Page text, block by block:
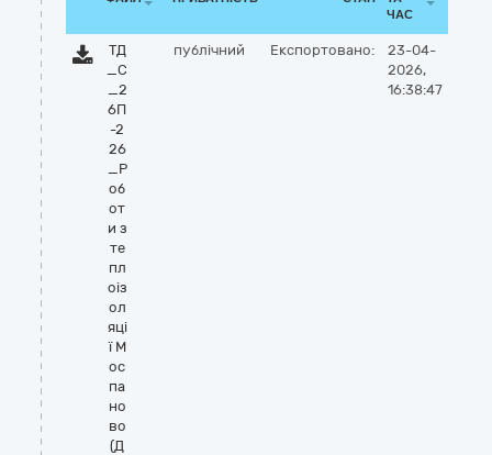
ЧАС
ТД
_С
_2
6П
-2
26
_Р
об
от
и з
те
пл
оіз
ол
яці
ї М
ос
па
но
во
(Д
публічний Експортовано:
23-04-
2026,
16:38:47